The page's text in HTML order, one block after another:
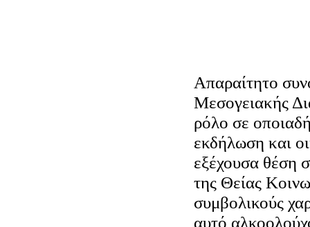
Απαραίτητο
Μεσογειακής
ρόλο σε
εκδήλωση και
εξέχουσα θέση
της Θείας
συμβολικούς
αυτό